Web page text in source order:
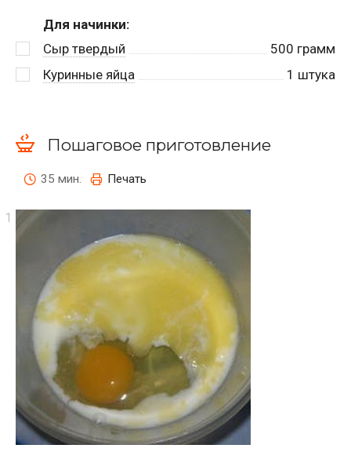
Для начинки:
Сыр твердый
500 грамм
Куринные яйца
1 штука
Пошаговое приготовление
35 мин. Печать